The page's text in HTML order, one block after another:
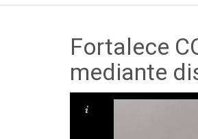
Fortalece
mediante